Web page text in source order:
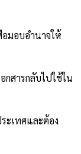
มอบอำนาจให้
กสารกลับไปใช้ใน
ะเทศและต้อง